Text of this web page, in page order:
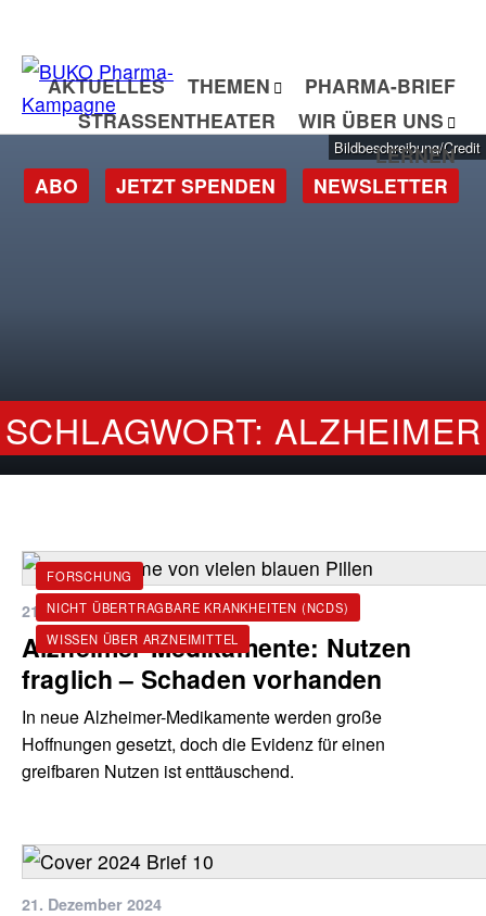
Inhalt
springenAKTUELLES THEMEN
PHARMA-BRIEF
STRASSENTHEATER
WIR ÜBER UNS
LERNEN
ABO
JETZT SPENDEN NEWSLETTER
Bildbeschreibung/Credit
SCHLAGWORT: ALZHEIMER
FORSCHUNG
NICHT ÜBERTRAGBARE KRANKHEITEN (NCDS)
WISSEN ÜBER ARZNEIMITTEL
21. Mai 2026
Alzheimer-Medikamente: Nutzen
fraglich – Schaden vorhanden
In neue Alzheimer-Medikamente werden große
Hoffnungen gesetzt, doch die Evidenz für einen
greifbaren Nutzen ist enttäuschend.
21. Dezember 2024